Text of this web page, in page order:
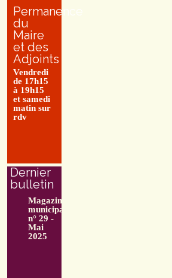
Permanence
du
Maire
et des
Adjoints
Vendredi
de 17h15
à 19h15
et samedi
matin sur
rdv
Dernier
bulletin
Magazine
municipal
n° 29 -
Mai
2025